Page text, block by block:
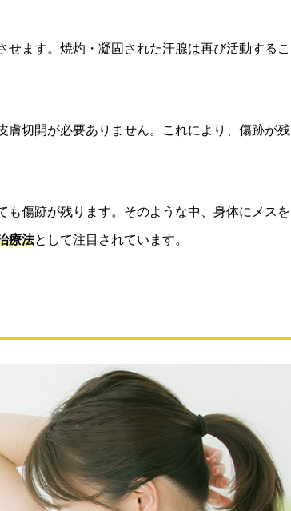
せます。焼灼・凝固された汗腺は再び活動するこ
膚切開が必要ありません。これにより、傷跡が残
傷跡が残ります。そのような中、身体にメスを
療法として注目されています。